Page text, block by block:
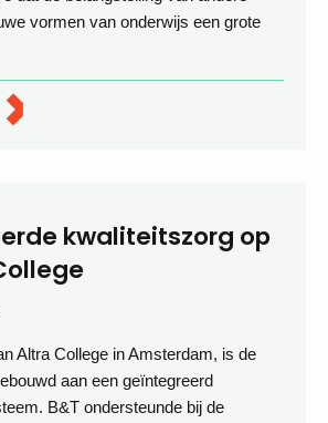
vormen van onderwijs een grote
kwaliteitszorg op
Altra College in Amsterdam, is de
aan een geïntegreerd
B&T ondersteunde bij de